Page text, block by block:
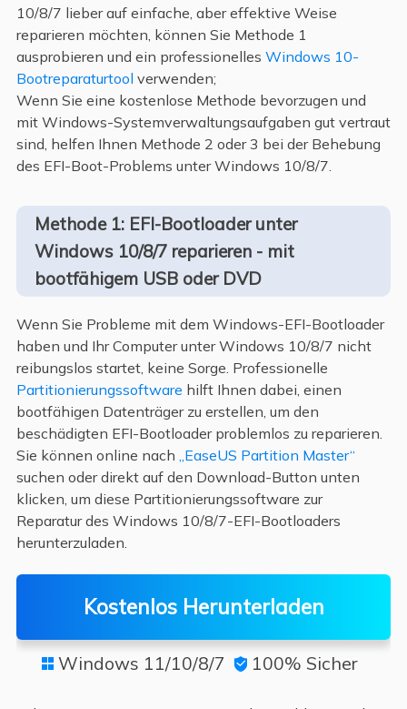
10/8/7 lieber auf einfache, aber effektive Weise
reparieren möchten, können Sie Methode 1
ausprobieren und ein professionelles Windows 10-
Bootreparaturtool verwenden;
Wenn Sie eine kostenlose Methode bevorzugen und
mit Windows-Systemverwaltungsaufgaben gut vertraut
sind, helfen Ihnen Methode 2 oder 3 bei der Behebung
des EFI-Boot-Problems unter Windows 10/8/7.
Methode 1: EFI-Bootloader unter
Windows 10/8/7 reparieren - mit
bootfähigem USB oder DVD
Wenn Sie Probleme mit dem Windows-EFI-Bootloader
haben und Ihr Computer unter Windows 10/8/7 nicht
reibungslos startet, keine Sorge. Professionelle
Partitionierungssoftware hilft Ihnen dabei, einen
bootfähigen Datenträger zu erstellen, um den
beschädigten EFI-Bootloader problemlos zu reparieren.
Sie können online nach „EaseUS Partition Master“
suchen oder direkt auf den Download-Button unten
klicken, um diese Partitionierungssoftware zur
Reparatur des Windows 10/8/7-EFI-Bootloaders
herunterzuladen.
Kostenlos Herunterladen
 Windows 11/10/8/7  100% Sicher